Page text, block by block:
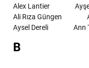
Alex Lantier
Ali Rıza Güngen
Aysel Dereli
Ann
B